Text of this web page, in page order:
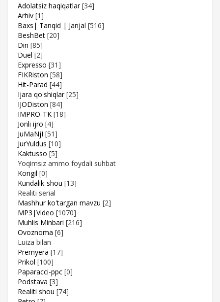
Adolatsiz haqiqatlar [34]
Arhiv [1]
Baxs| Tanqid | Janjal [516]
BeshBet [20]
Din [85]
Duel [2]
Expresso [31]
FIKRiston [58]
Hit-Parad [44]
Ijara qo'shiqlar [25]
IJODiston [84]
IMPRO-TK [18]
Jonli ijro [4]
JuMaNjI [51]
JurYuldus [10]
Kaktusso [5]
Yoqimsiz ammo foydali suhbat
Kongil [0]
Kundalik-shou [13]
Realiti serial
Mashhur ko'targan mavzu [2]
MP3|Video [1070]
Muhlis Minbari [216]
Ovoznoma [6]
Luiza bilan
Premyera [17]
Prikol [100]
Paparacci-ppc [0]
Podstava [3]
Realiti shou [74]